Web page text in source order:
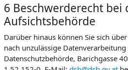
6 Beschwerderecht bei
Aufsichtsbehörde
Darüber hinaus können Sie sich
nach unzulässige
Datenschutzbehörde, Barichgasse